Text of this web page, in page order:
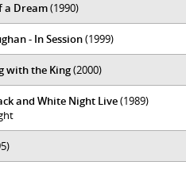
a Dream(1990)
- In Session(1999)
with the King(2000)
and White Night Live(1989)